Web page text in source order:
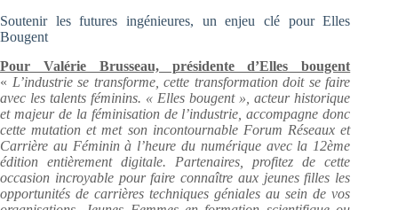
Soutenir les futures ingénieures, un enjeu clé pour Elles
Bougent
Pour Valérie Brusseau, présidente d’Elles bougent
« L’industrie se transforme, cette transformation doit se faire
avec les talents féminins. « Elles bougent », acteur historique
et majeur de la féminisation de l’industrie, accompagne donc
cette mutation et met son incontournable Forum Réseaux et
Carrière au Féminin à l’heure du numérique avec la 12ème
édition entièrement digitale. Partenaires, profitez de cette
occasion incroyable pour faire connaître aux jeunes filles les
opportunités de carrières techniques géniales au sein de vos